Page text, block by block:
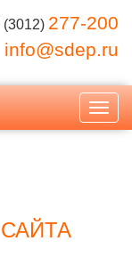
(3012) 277-200
info@sdep.ru